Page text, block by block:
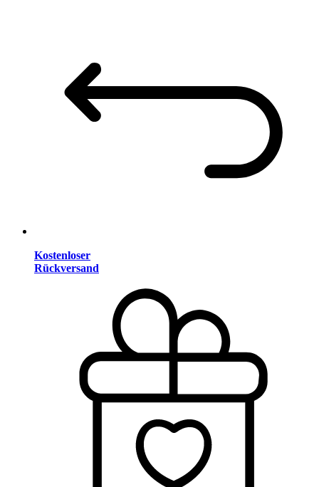
Kostenloser
Rückversand